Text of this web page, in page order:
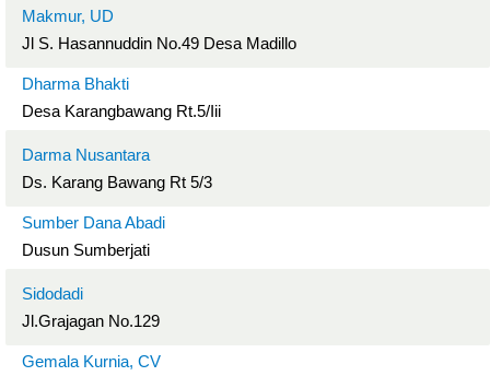
Makmur, UD
Jl S. Hasannuddin No.49 Desa Madillo
Dharma Bhakti
Desa Karangbawang Rt.5/Iii
Darma Nusantara
Ds. Karang Bawang Rt 5/3
Sumber Dana Abadi
Dusun Sumberjati
Sidodadi
Jl.Grajagan No.129
Gemala Kurnia, CV